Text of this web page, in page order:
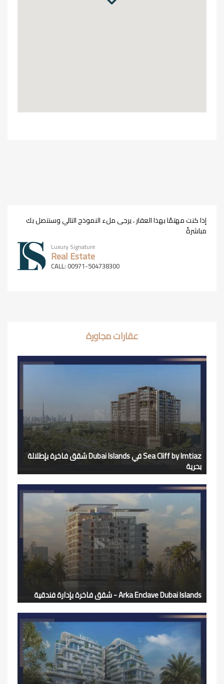
إذا كنت مهتمًا بهذا العقار ، يرجى ملء النموذج التالي وسنتصل بك
مباشرةً
Luxury Signature
Real Estate
CALL: 00971-504738300
عقارات مجاورة
Sea Cliff by Imtiaz في Dubai Islands شقق فاخرة بإطلالة
بحرية
Arka Enclave Dubai Islands - شقق فاخرة بإدارة فندقية